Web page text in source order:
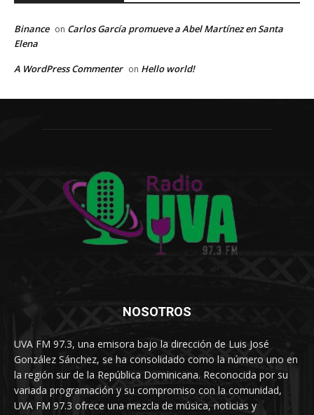
Binance on Carlos García promueve a Abel Martínez en Santa
Elena
A WordPress Commenter on Hello world!
NOSOTROS
UVA FM 97.3, una emisora bajo la dirección de Luis José
González Sánchez, se ha consolidado como la número uno en
la región sur de la República Dominicana. Reconocida por su
variada programación y su compromiso con la comunidad,
UVA FM 97.3 ofrece una mezcla de música, noticias y